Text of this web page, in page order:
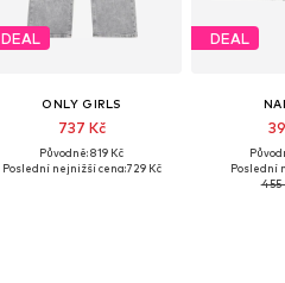
DEAL
ONLY GIRLS
737 Kč
Původně: 819 Kč
Poslední nejnižší cena:729 Kč
DEAL
Poslední
455